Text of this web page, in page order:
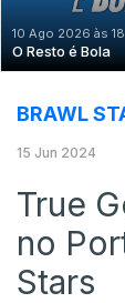
10 Ago 2026 às
O Resto é Bola
BRAWL
15 Jun 2024
True
no
Stars